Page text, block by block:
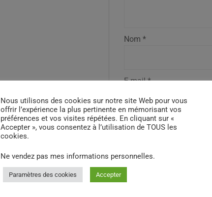
Nom *
E-mail*
Enregistrer mon nom,
Nous utilisons des cookies sur notre site Web pour vous
offrir l’expérience la plus pertinente en mémorisant vos
préférences et vos visites répétées. En cliquant sur «
Accepter », vous consentez à l’utilisation de TOUS les
Ne vendez pas mes informations personnelles
Paramètres des cookies Accepter